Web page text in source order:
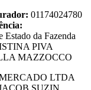
01174024780
Estado da Fazenda
PIVA
MAZZOCCO
LTDA
SUZIN